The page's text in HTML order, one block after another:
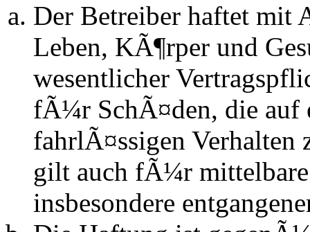
Der Betreiber haftet mit
Leben, KÃ¶rper und
wesentlicher
fÃ¼r SchÃ¤den, die auf
fahrlÃ¤ssigen
gilt auch fÃ¼r
insbesondere